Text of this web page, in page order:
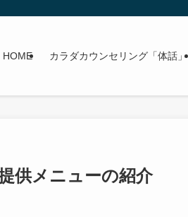
HOME カラダカウンセリング「体話」
供メニューの紹介